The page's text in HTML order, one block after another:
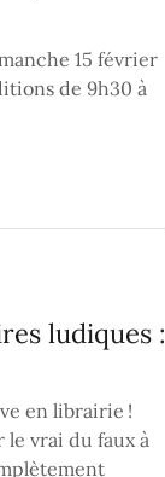
15 février
de 9h30 à
ludiques :
en librairie !
le vrai du faux à